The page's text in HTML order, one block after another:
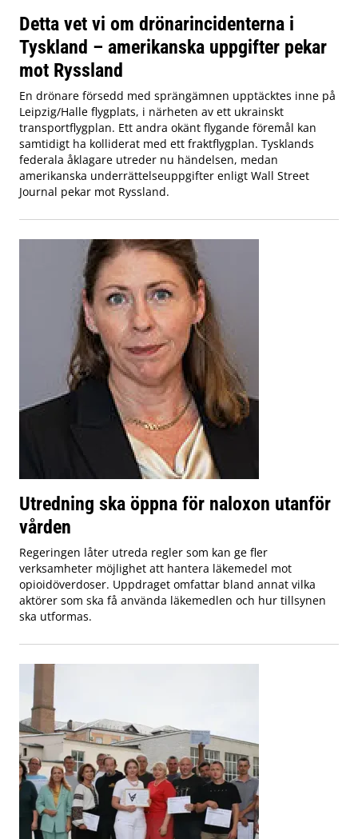
Detta vet vi om drönarincidenterna i
Tyskland – amerikanska uppgifter pekar
mot Ryssland
En drönare försedd med sprängämnen upptäcktes inne på
Leipzig/Halle flygplats, i närheten av ett ukrainskt
transportflygplan. Ett andra okänt flygande föremål kan
samtidigt ha kolliderat med ett fraktflygplan. Tysklands
federala åklagare utreder nu händelsen, medan
amerikanska underrättelseuppgifter enligt Wall Street
Journal pekar mot Ryssland.
Utredning ska öppna för naloxon utanför
vården
Regeringen låter utreda regler som kan ge fler
verksamheter möjlighet att hantera läkemedel mot
opioidöverdoser. Uppdraget omfattar bland annat vilka
aktörer som ska få använda läkemedlen och hur tillsynen
ska utformas.